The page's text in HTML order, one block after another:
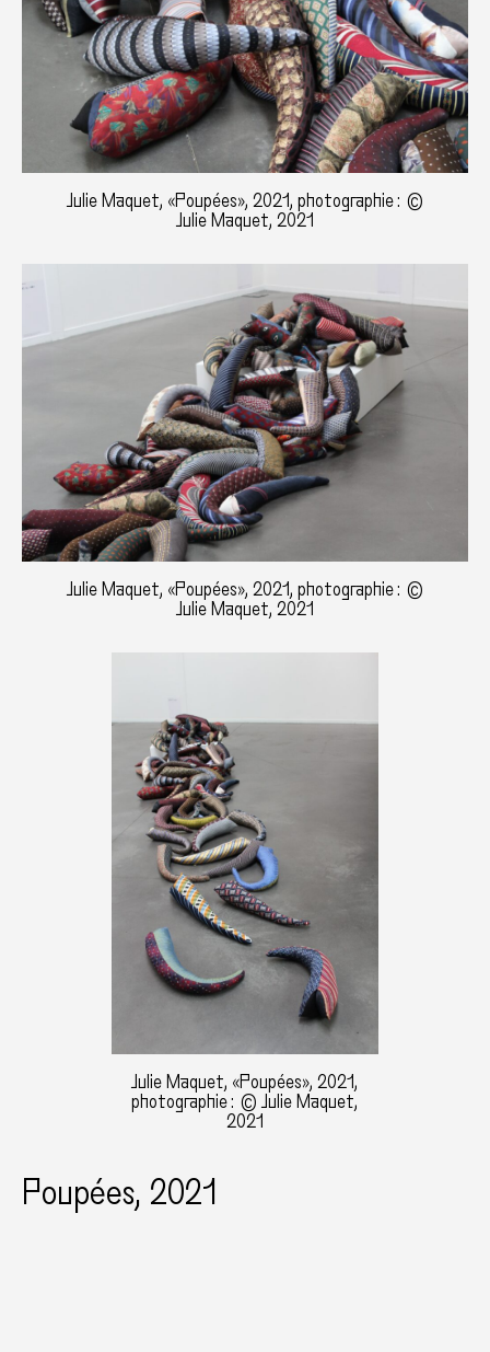
Julie Maquet, «Poupées», 2021, photographie : ©
Julie Maquet, 2021
Julie Maquet, «Poupées», 2021, photographie : ©
Julie Maquet, 2021
Julie Maquet, «Poupées», 2021,
photographie : © Julie Maquet,
2021
Poupées, 2021